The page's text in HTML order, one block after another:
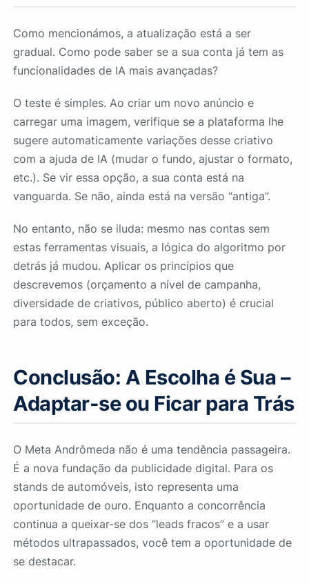
Como mencionámos, a atualização está a ser
gradual. Como pode saber se a sua conta já tem as
funcionalidades de IA mais avançadas?
O teste é simples. Ao criar um novo anúncio e
carregar uma imagem, verifique se a plataforma lhe
sugere automaticamente variações desse criativo
com a ajuda de IA (mudar o fundo, ajustar o formato,
etc.). Se vir essa opção, a sua conta está na
vanguarda. Se não, ainda está na versão “antiga”.
No entanto, não se iluda: mesmo nas contas sem
estas ferramentas visuais, a lógica do algoritmo por
detrás já mudou. Aplicar os princípios que
descrevemos (orçamento a nível de campanha,
diversidade de criativos, público aberto) é crucial
para todos, sem exceção.
Conclusão: A Escolha é Sua –
Adaptar-se ou Ficar para Trás
O Meta Andrômeda não é uma tendência passageira.
É a nova fundação da publicidade digital. Para os
stands de automóveis, isto representa uma
oportunidade de ouro. Enquanto a concorrência
continua a queixar-se dos “leads fracos” e a usar
métodos ultrapassados, você tem a oportunidade de
se destacar.